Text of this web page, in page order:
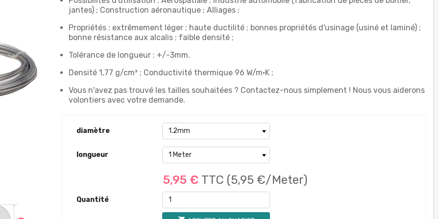
jantes) ; Construction aéronautique ; Alliages ;
Propriétés : extrêmement léger ; haute ductilité ; bonnes propriétés d'usinage (usiné et laminé) ;
bonne résistance aux alcalis ; faible densité ;
Tolérance de longueur : +/-3mm.
Densité 1,77 g/cm³ ; Conductivité thermique 96 W/m·K ;
Vous n'avez pas trouvé les tailles souhaitées ? Contactez-nous simplement ! Nous vous aiderons
volontiers avec votre demande.
diamètre
longueur
5,95 € TTC (5,95 €/Meter)
Quantité